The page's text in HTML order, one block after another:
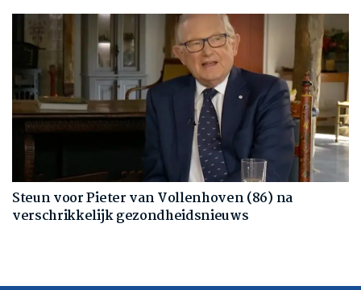
Steun voor Pieter van Vollenhoven (86) na
verschrikkelijk gezondheidsnieuws